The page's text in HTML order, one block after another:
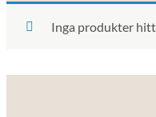
Inga produkter